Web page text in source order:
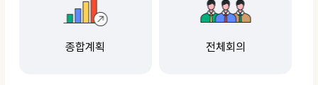
종합계획 전체회의